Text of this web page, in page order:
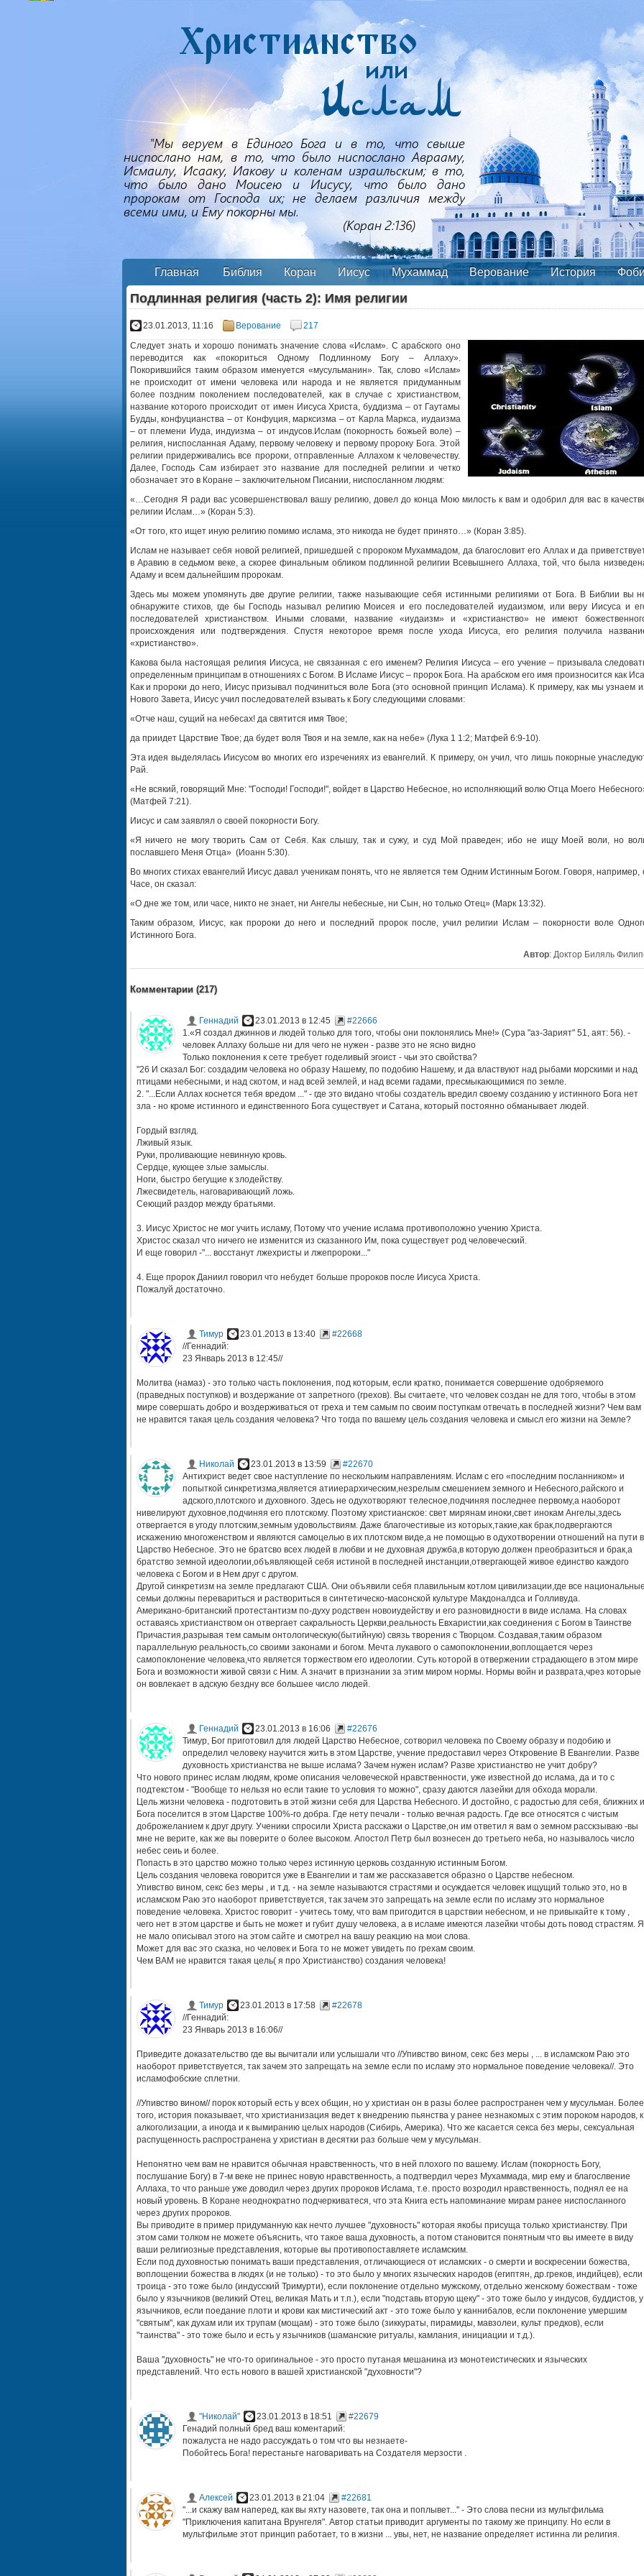
Главная Библия Коран Иисус Мухаммад Верование История
Подлинная религия (часть 2): Имя религии
23.01.2013, 11:16 Верование
217
Следует знать и хорошо понимать значение слова «Ислам». С арабского оно
переводится как «покориться Одному Подлинному Богу – Аллаху».
Покорившийся таким образом именуется «мусульманин». Так, слово «Ислам»
не происходит от имени человека или народа и не является придуманным
более поздним поколением последователей, как в случае с христианством,
название которого происходит от имен Иисуса Христа, буддизма – от Гаутамы
Будды, конфуцианства – от Конфуция, марксизма – от Карла Маркса, иудаизма
– от племени Иуда, индуизма – от индусов.Ислам (покорность божьей воле) –
религия, ниспосланная Адаму, первому человеку и первому пророку Бога. Этой
религии придерживались все пророки, отправленные Аллахом к человечеству.
Далее, Господь Сам избирает это название для последней религии и четко
обозначает это в Коране – заключительном Писании, ниспосланном людям:
«…Сегодня Я ради вас усовершенствовал вашу религию, довел до конца Мою милость к вам и одобрил для вас в
религии Ислам…» (Коран 5:3).
«От того, кто ищет иную религию помимо ислама, это никогда не будет принято…» (Коран 3:85).
Ислам не называет себя новой религией, пришедшей с пророком Мухаммадом, да благословит его Аллах и да
в Аравию в седьмом веке, а скорее финальным обликом подлинной религии Всевышнего Аллаха, той, что была
Адаму и всем дальнейшим пророкам.
Здесь мы можем упомянуть две другие религии, также называющие себя истинными религиями от Бога. В Библии вы
обнаружите стихов, где бы Господь называл религию Моисея и его последователей иудаизмом, или веру Иисуса и
последователей христианством. Иными словами, название «иудаизм» и «христианство» не имеют
происхождения или подтверждения. Спустя некоторое время после ухода Иисуса, его религия получила
«христианство».
Какова была настоящая религия Иисуса, не связанная с его именем? Религия Иисуса – его учение – призывала
определенным принципам в отношениях с Богом. В Исламе Иисус – пророк Бога. На арабском его имя произносится как
Как и пророки до него, Иисус призывал подчиниться воле Бога (это основной принцип Ислама). К примеру, как мы узнаем
Нового Завета, Иисус учил последователей взывать к Богу следующими словами:
«Отче наш, сущий на небесах! да святится имя Твое;
да приидет Царствие Твое; да будет воля Твоя и на земле, как на небе» (Лука 1 1:2; Матфей 6:9-10).
Эта идея выделялась Иисусом во многих его изречениях из евангелий. К примеру, он учил, что лишь покорные
Рай.
«Не всякий, говорящий Мне: "Господи! Господи!", войдет в Царство Небесное, но исполняющий волю Отца Моего
(Матфей 7:21).
Иисус и сам заявлял о своей покорности Богу.
«Я ничего не могу творить Сам от Себя. Как слышу, так и сужу, и суд Мой праведен; ибо не ищу Моей воли, но
пославшего Меня Отца» (Иоанн 5:30).
Во многих стихах евангелий Иисус давал ученикам понять, что не является тем Одним Истинным Богом. Говоря, например,
Часе, он сказал:
«О дне же том, или часе, никто не знает, ни Ангелы небесные, ни Сын, но только Отец» (Марк 13:32).
Таким образом, Иисус, как пророки до него и последний пророк после, учил религии Ислам – покорности воле
Истинного Бога.
Автор: Доктор Биляль
Комментарии (217)
Геннадий 23.01.2013 в 12:45
#22666
1.«Я создал джиннов и людей только для того, чтобы они поклонялись Мне!» (Сура "аз-Зарият" 51, аят: 56). -
человек Аллаху больше ни для чего не нужен - разве это не ясно видно
Только поклонения к сете требует годеливый эгоист - чьи это свойства?
"26 И сказал Бог: создадим человека но образу Нашему, по подобию Нашему, и да властвуют над рыбами морскими и над
птицами небесными, и над скотом, и над всей землей, и над всеми гадами, пресмыкающимися по земле.
2. "...Если Аллах коснется тебя вредом ..." - где это видано чтобы создатель вредил своему созданию у истинного Бога нет
зла - но кроме истинного и единственного Бога существует и Сатана, который постоянно обманывает людей.
Гордый взгляд.
Лживый язык.
Руки, проливающие невинную кровь.
Сердце, кующее злые замыслы.
Ноги, быстро бегущие к злодейству.
Лжесвидетель, наговаривающий ложь.
Сеющий раздор между братьями.
3. Иисус Христос не мог учить исламу, Потому что учение ислама противоположно учению Христа.
Христос сказал что ничего не изменится из сказанного Им, пока существует род человеческий.
И еще говорил -"... восстанут лжехристы и лжепророки..."
4. Еще пророк Даниил говорил что небудет больше пророков после Иисуса Христа.
Пожалуй достаточно.
Тимур 23.01.2013 в 13:40
#22668
//Геннадий:
23 Январь 2013 в 12:45//
Молитва (намаз) - это только часть поклонения, под которым, если кратко, понимается совершение одобряемого
(праведных поступков) и воздержание от запретного (грехов). Вы считаете, что человек создан не для того, чтобы в этом
мире совершать добро и воздерживаться от греха и тем самым по своим поступкам отвечать в последней жизни? Чем вам
не нравится такая цель создания человека? Что тогда по вашему цель создания человека и смысл его жизни на Земле?
Николай 23.01.2013 в 13:59
#22670
Антихрист ведет свое наступление по нескольким направлениям. Ислам с его «последним посланником» и
попыткой синкретизма,является атииерархическим,незрелым смешением земного и Небесного,райского и
адского,плотского и духовного. Здесь не одухотворяют телесное,подчиняя последнее первому,а наоборот
нивелируют духовное,подчиняя его плотскому. Поэтому христианское: свет мирянам иноки,свет инокам Ангелы,здесь
отвергается в угоду плотским,земным удовольствиям. Даже благочестивые из которых,такие,как брак,подвергаются
искажению многоженством и являются самоцелью в их плотском виде,а не помощью в одухотворении отношений на пути в
Царство Небесное. Это не братсво всех людей в любви и не духовная дружба,в которую должен преобразиться и брак,а
братство земной идеологии,объявляющей себя истиной в последней инстанции,отвергающей живое единство каждого
человека с Богом и в Нем друг с другом.
Другой синкретизм на земле предлагают США. Они объявили себя плавильным котлом цивилизации,где все
семьи должны перевариться и раствориться в синтетическо-масонской культуре Макдоналдса и Голливуда.
Американо-британский протестантизм по-духу родствен новоиудейству и его разновидности в виде ислама. На словах
оставаясь христианством он отвергает сакральность Церкви,реальность Евхаристии,как соединения с Богом в Таинстве
Причастия,разрывая тем самым онтологическую(бытийную) связь творения с Творцом. Создавая,таким образом
параллельную реальность,со своими законами и богом. Мечта лукавого о самопоклонении,воплощается через
самопоклонение человека,что является торжеством его идеологии. Суть которой в отвержении страдающего в этом мире
Бога и возможности живой связи с Ним. А значит в признании за этим миром нормы. Нормы войн и разврата,чрез которые
он вовлекает в адскую бездну все большее число людей.
Геннадий 23.01.2013 в 16:06
#22676
Тимур, Бог приготовил для людей Царство Небесное, сотворил человека по Своему образу и подобию и
определил человеку научится жить в этом Царстве, учение предоставил через Откровение В Евангелии. Разве
духовность христианства не выше ислама? Зачем нужен ислам? Разве христианство не учит добру?
Что нового принес ислам людям, кроме описания человеческой нравственности, уже известной до ислама, да и то с
подтекстом - "Вообще то нельзя но если такие то условия то можно", сразу даются лазейки для обхода морали.
Цель жизни человека - подготовить в этой жизни себя для Царства Небесного. И достойно, с радостью для себя, ближних и
Бога поселится в этом Царстве 100%-го добра. Где нету печали - только вечная радость. Где все относятся с чистым
доброжеланием к друг другу. Ученики спросили Христа расскажи о Царстве,он им ответил я вам о земном расскзываю -вы
мне не верите, как же вы поверите о более высоком. Апостол Петр был вознесен до третьего неба, но называлось число
небес сеиь и более.
Попасть в это царство можно только через истинную церковь созданную истинным Богом.
Цель создания человека говорится уже в Евангелии и там же рассказавется образно о Царстве небесном.
Упивство вином, секс без меры , и т.д. - на земле называются страстями и осуждается человек ищущий только это, но в
исламском Раю это наоборот приветствуется, так зачем это запрещать на земле если по исламу это нормальное
поведение человека. Христос говорит - учитесь тому, что вам пригодится в царствии небесном, и не привыкайте к тому ,
чего нет в этом царстве и быть не может и губит душу человека, а в исламе имеются лазейки чтобы доть повод страстям. Я
не мало описывал этого на этом сайте и смотрел на вашу реакцию на мои слова.
Может для вас это сказка, но человек и Бога то не может увидеть по грехам своим.
Чем ВАМ не нравится такая цель( я про Христианство) создания человека!
Тимур 23.01.2013 в 17:58
#22678
//Геннадий:
23 Январь 2013 в 16:06//
Приведите доказательство где вы вычитали или услышали что //Упивство вином, секс без меры , ... в исламском Раю это
наоборот приветствуется, так зачем это запрещать на земле если по исламу это нормальное поведение человека//. Это
исламофобские сплетни.
//Упивство вином// порок который есть у всех общин, но у христиан он в разы более распространен чем у мусульман. Более
того, история показывает, что христианизация ведет к внедрению пьянства у ранее незнакомых с этим пороком народов, к
алкоголизации, а иногда и к вымиранию целых народов (Сибирь, Америка). Что же касается секса без меры, сексуальная
распущенность распространена у христиан в десятки раз больше чем у мусульман.
Непонятно чем вам не нравится обычная нравственность, что в ней плохого по вашему. Ислам (покорность Богу,
послушание Богу) в 7-м веке не принес новую нравственность, а подтвердил через Мухаммада, мир ему и благослвение
Аллаха, то что раньше уже доводил через других пророков Ислама, т.е. просто возродил нравственность, поднял ее на
новый уровень. В Коране неоднократно подчеркиватеся, что эта Книга есть напоминание мирам ранее ниспосланного
через других пророков.
Вы приводите в пример придуманную как нечто лучшее "духовность" которая якобы присуща только христианству. При
этом сами толком не можете объяснить, что такое ваша духовность, а потом становится понятным что вы имеете в виду
ваши религиозные представления, которые вы противопоставляете исламским.
Если под духовностью понимать ваши представления, отличающиеся от исламских - о смерти и воскресении божества,
воплощении божества в людях (и не только) - то это было у многих языческих народов (египтян, др.греков, индийцев), если
троица - это тоже было (индусский Тримурти), если поклонение отдельно мужскому, отдельно женскому божествам - тоже
было у язычников (великий Отец, великая Мать и т.п.), если "подставь вторую щеку" - это тоже было у индусов, буддистов, у
язычников, если поедание плоти и крови как мистический акт - это тоже было у каннибалов, если поклонение умершим
"святым", как духам или их трупам (мощам) - это тоже было (зиккураты, пирамиды, мавзолеи, культ предков), если
"таинства" - это тоже было и есть у язычников (шаманские ритуалы, камлания, инициации и т.д.).
Ваша "духовность" не что-то оригинальное - это просто путаная мешанина из монотеистических и языческих
представлений. Что есть нового в вашей христианской "духовности"?
"Николай" 23.01.2013 в 18:51
#22679
Генадий полный бред ваш коментарий:
пожалуста не надо рассуждать о том что вы незнаете-
Побойтесь Бога! перестаньте наговаривать на Создателя мерзости .
Алексей 23.01.2013 в 21:04
#22681
"...и скажу вам наперед, как вы яхту назовете, так она и поплывет..." - Это слова песни из мультфильма
"Приключения капитана Врунгеля". Автор статьи приводит аргументы по такому же принципу. Но если в
мультфильме этот принцип работает, то в жизни ... увы, нет, не название определяет истинна ли религия.